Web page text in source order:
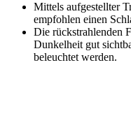
Mittels aufgestellter
empfohlen einen
Die rückstrahlenden
Dunkelheit gut
beleuchtet werden.